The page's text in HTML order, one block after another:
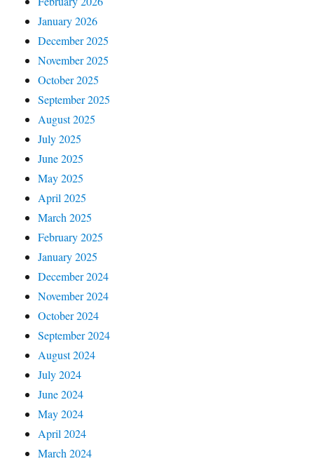
January 2026
December 2025
November 2025
October 2025
September 2025
August 2025
July 2025
June 2025
May 2025
April 2025
March 2025
February 2025
January 2025
December 2024
November 2024
October 2024
September 2024
August 2024
July 2024
June 2024
May 2024
April 2024
March 2024